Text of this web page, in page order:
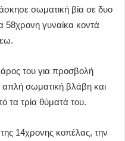
σωματική βία σε δυο
58χρονη γυναίκα κοντά
του για προσβολή
απλή σωματική βλάβη και
τα τρία θύματά του.
14χρονης κοπέλας, την